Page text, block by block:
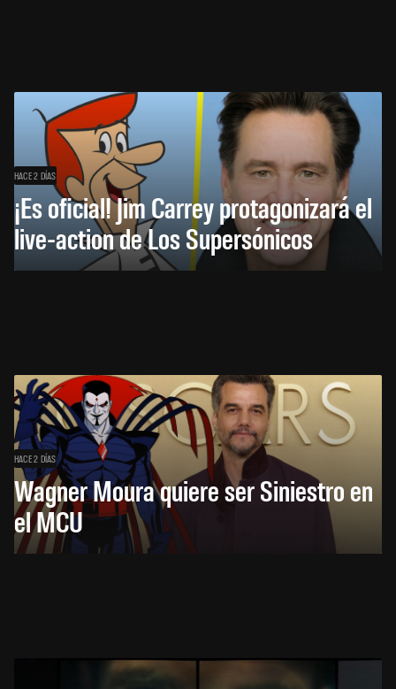
HACE 2 DÍAS
¡Es oficial! Jim Carrey protagonizará el
live-action de Los Supersónicos
HACE 2 DÍAS
Wagner Moura quiere ser Siniestro en
el MCU